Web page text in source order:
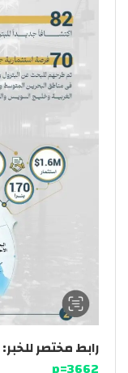
رابط مختصر للخبر: